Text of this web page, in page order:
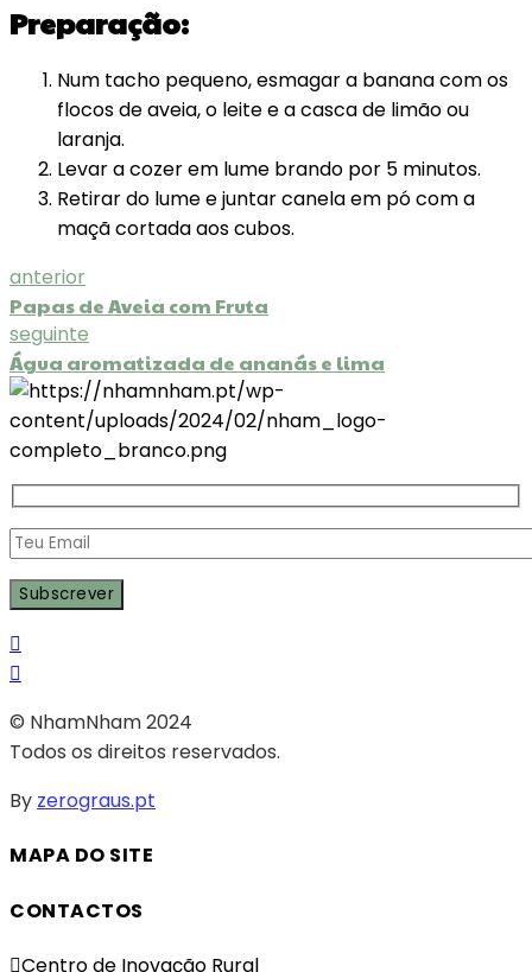
Preparação:
Num tacho pequeno, esmagar a banana com os
flocos de aveia, o leite e a casca de limão ou
laranja.
Levar a cozer em lume brando por 5 minutos.
Retirar do lume e juntar canela em pó com a
maçã cortada aos cubos.
anterior
Papas de Aveia com Fruta
seguinte
Água aromatizada de ananás e lima
© NhamNham 2024
Todos os direitos reservados.
By zerograus.pt
MAPA DO SITE
CONTACTOS
Centro de Inovação Rural